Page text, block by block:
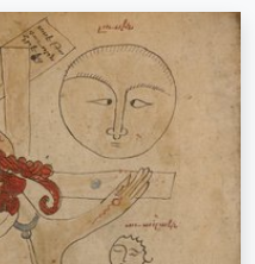
Beschreiben Sie die Szene – z.B. Grüne
Wiese, Abstrakt mit viel Rot, Dunkles
Ölgemälde, Stehender Akt neben einem
Baum.